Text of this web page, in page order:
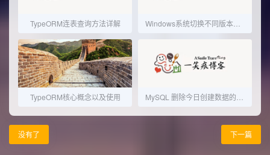
TypeORM连表查询方法详解
TypeORM核心概念以及使用
没有了 下一篇